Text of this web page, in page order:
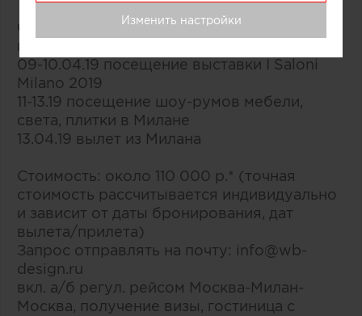
08.04.19 прилет в Милан, размещение в
гостинице
09-10.04.19 посещение выставки I Saloni
Milano 2019
11-13.19 посещение шоу-румов мебели,
света, плитки в Милане
13.04.19 вылет из Милана
Стоимость: около 110 000 р.* (точная
стоимость рассчитывается индивидуально
и зависит от даты бронирования, дат
вылета/прилета)
Запрос отправлять на почту: info@wb-
design.ru
вкл. а/б регул. рейсом Москва-Милан-
Москва, получение визы, гостиница с
Изменить настройки